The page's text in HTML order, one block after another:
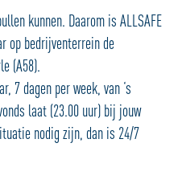
kunnen. Daarom is ALLSAFE
op bedrijventerrein de
(A58).
7 dagen per week, van ‘s
laat (23.00 uur) bij jouw
nodig zijn, dan is 24/7